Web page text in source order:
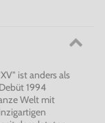
ist anders als
1994
Welt mit